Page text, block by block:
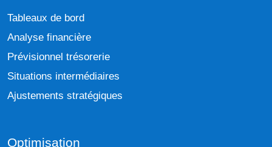
Tableaux de bord
Analyse financière
Prévisionnel trésorerie
Situations intermédiaires
Ajustements stratégiques
Optimisation